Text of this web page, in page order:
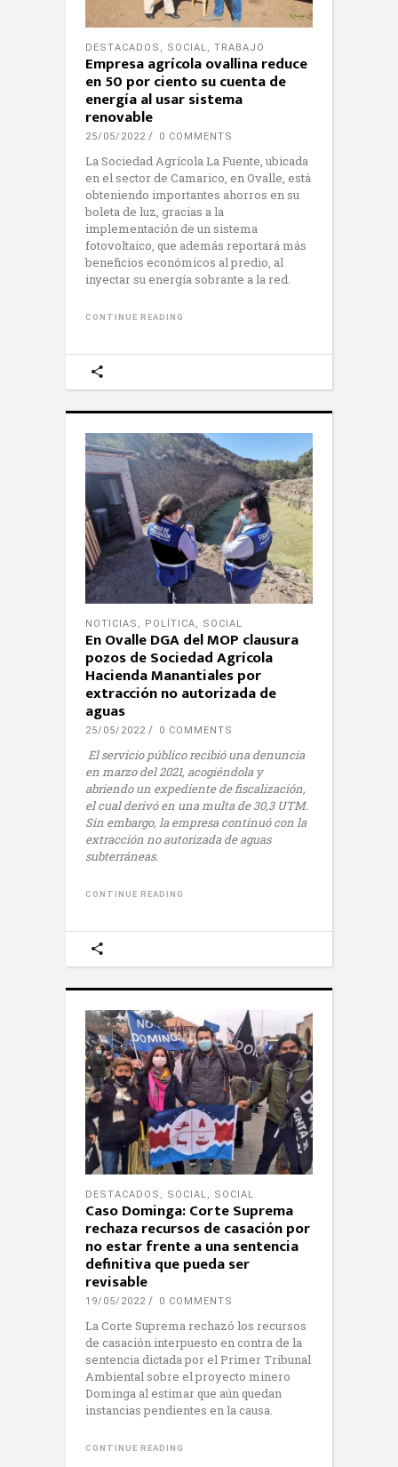
DESTACADOS , SOCIAL, TRABAJO
Empresa agrícola ovallina reduce
en 50 por ciento su cuenta de
energía al usar sistema
renovable
25/05/2022 0 COMMENTS
La Sociedad Agrícola La Fuente, ubicada
en el sector de Camarico, en Ovalle, está
obteniendo importantes ahorros en su
boleta de luz, gracias a la
implementación de un sistema
fotovoltaico, que además reportará más
beneficios económicos al predio, al
inyectar su energía sobrante a la red.
CONTINUE READING
NOTICIAS , POLÍTICA, SOCIAL
En Ovalle DGA del MOP clausura
pozos de Sociedad Agrícola
Hacienda Manantiales por
extracción no autorizada de
aguas
25/05/2022 0 COMMENTS
El servicio público recibió una denuncia
en marzo del 2021, acogiéndola y
abriendo un expediente de fiscalización,
el cual derivó en una multa de 30,3 UTM.
Sin embargo, la empresa continuó con la
extracción no autorizada de aguas
subterráneas.
CONTINUE READING
DESTACADOS , SOCIAL, SOCIAL
Caso Dominga: Corte Suprema
rechaza recursos de casación por
no estar frente a una sentencia
definitiva que pueda ser
revisable
19/05/2022 0 COMMENTS
La Corte Suprema rechazó los recursos
de casación interpuesto en contra de la
sentencia dictada por el Primer Tribunal
Ambiental sobre el proyecto minero
Dominga al estimar que aún quedan
instancias pendientes en la causa.
CONTINUE READING